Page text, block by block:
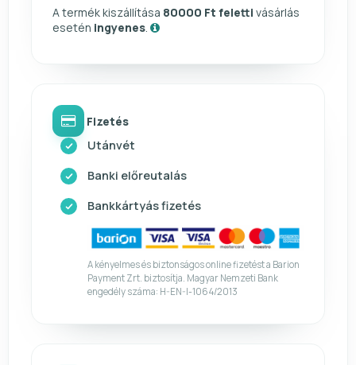
A termék kiszállítása 80000 Ft feletti vásárlás
esetén ingyenes
Fizetés
Utánvét
Banki előreutalás
Bankkártyás fizetés
A kényelmes és biztonságos online fizetést a Barion
Payment Zrt. biztosítja. Magyar Nemzeti Bank
engedély száma: H-EN-I-1064/2013